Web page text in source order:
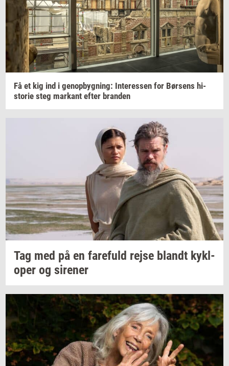
Få et kig ind i genop­byg­ning: In­ter­es­sen for Bør­sens hi­
sto­rie steg mar­kant efter bran­den
Tag med på en fa­re­fuld rejse blandt kykl­
o­per og si­re­ner